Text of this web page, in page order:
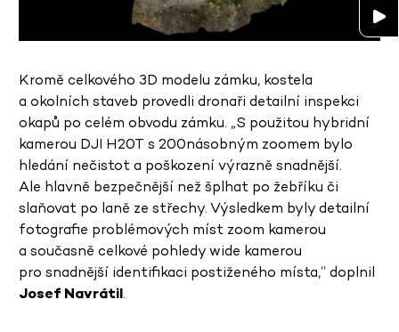
Kromě celkového 3D modelu zámku, kostela
a okolních staveb provedli dronaři detailní inspekci
okapů po celém obvodu zámku. „S použitou hybridní
kamerou DJI H20T s 200násobným zoomem bylo
hledání nečistot a poškození výrazně snadnější.
Ale hlavně bezpečnější než šplhat po žebříku či
slaňovat po laně ze střechy. Výsledkem byly detailní
fotografie problémových míst zoom kamerou
a současně celkové pohledy wide kamerou
pro snadnější identifikaci postiženého místa,“ doplnil
Josef Navrátil.